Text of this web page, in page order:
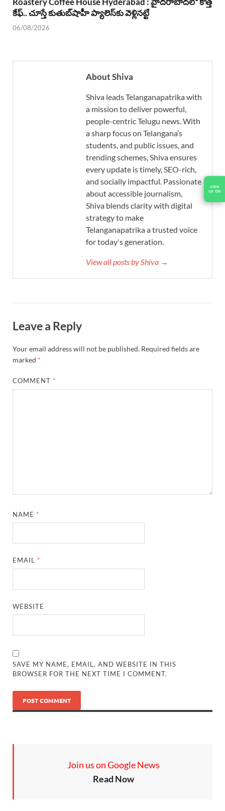
JOIN
US ON
కేఫ్.. చూస్తే కుతుబ్‌షాహీ ప్యాలెస్‌కు వెళ్లినట్టే
06/08/2026
About Shiva
Shiva leads Telanganapatrika with
a mission to deliver powerful,
people-centric Telugu news. With
a sharp focus on Telangana’s
students, and public issues, and
trending schemes, Shiva ensures
every update is timely, SEO-rich,
and socially impactful. Passionate
about accessible journalism,
Shiva blends clarity with digital
strategy to make
Telanganapatrika a trusted voice
for today's generation.
View all posts by Shiva →
Leave a Reply
Your email address will not be published. Required fields are
marked *
COMMENT *
NAME *
EMAIL *
WEBSITE
SAVE MY NAME, EMAIL, AND WEBSITE IN THIS
BROWSER FOR THE NEXT TIME I COMMENT.
Join us on Google News
Read Now